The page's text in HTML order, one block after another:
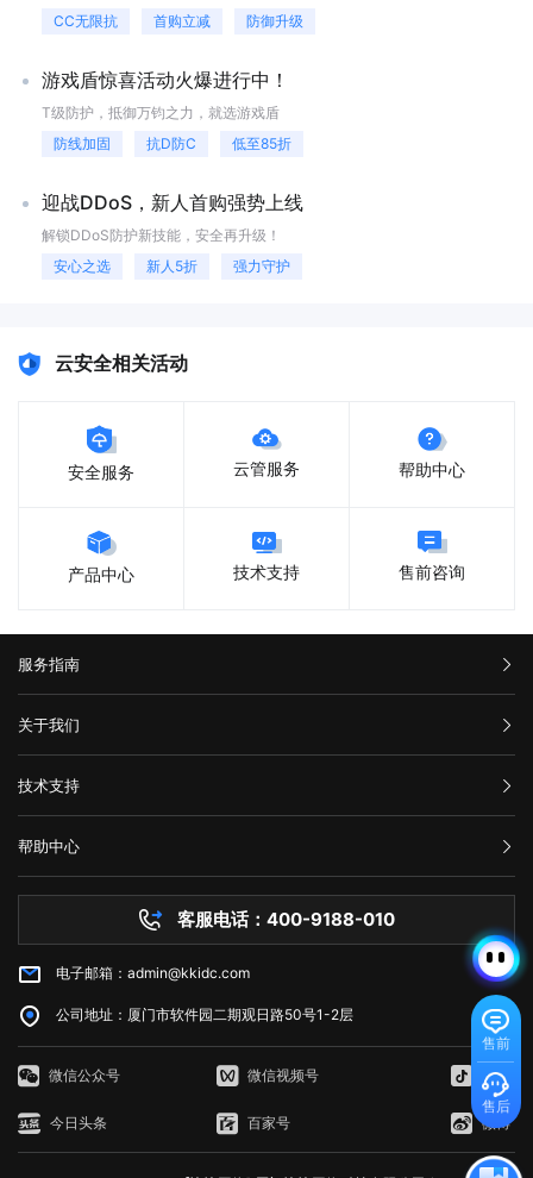
等场景。通过深入理解BGP服务器的作用、工作原理和优势，我们可以更
BGP、宁波BGP等BGP服务器机房，服务器配置、带宽种类丰富，满足不
同的业务需求。
CC无限抗
首购立减 防御升级
游戏盾惊喜活动火爆进行中！
T级防护，抵御万钧之力，就选游戏盾
防线加固
抗D防C 低至85折
迎战DDoS，新人首购强势上线
解锁DDoS防护新技能，安全再升级！
安心之选
新人5折 强力守护
云安全相关活动
安全服务 云管服务 帮助中心
产品中心 技术支持 售前咨询
售前
售后
服务指南
汇款信息
购买流程
服务条款
关于我们
公司介绍
举报中心
隐私声明
技术支持
网站备案
技术文档
帮助中心
服务器问题
市场资讯
客服电话：400-9188-010
电子邮箱：admin@kkidc.com
公司地址：厦门市软件园二期观日路50号1-2层
微信公众号 微信视频号 抖音
今日头条 百家号 微博